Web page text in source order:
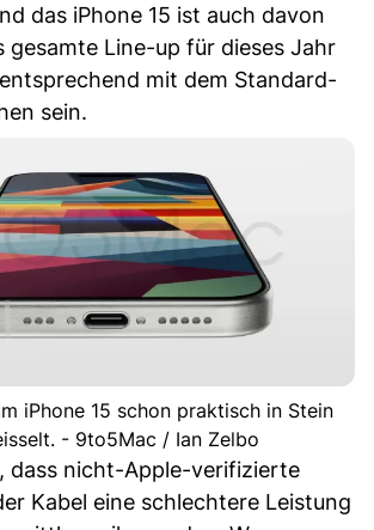
das iPhone 15 ist auch davon
gesamte Line-up für dieses Jahr
mit dem Standard-
sein.
iPhone 15 schon praktisch in Stein
- 9to5Mac / Ian Zelbo
dass nicht-Apple-verifizierte
Kabel eine schlechtere Leistung